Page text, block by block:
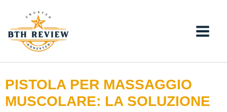
contenuto
PISTOLA PER MASSAGGIO
MUSCOLARE: LA SOLUZIONE